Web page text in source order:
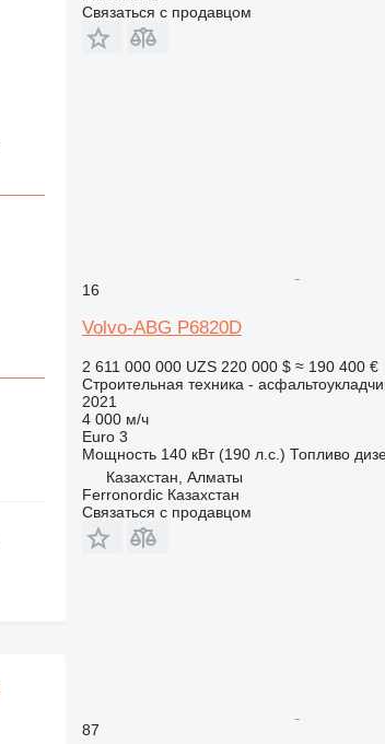
Связаться с продавцом
16
Volvo-ABG P6820D
2 611 000 000 UZS 220 000 $ ≈ 190 400 €
Строительная техника -
2021
4 000 м/ч
Euro 3
Мощность 140 кВт (190 л.с.) Топливо
Казахстан, Алматы
Ferronordic Казахстан
Связаться с продавцом
87